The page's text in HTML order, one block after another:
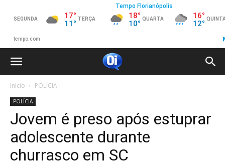
Início POLÍCIA
POLÍCIA
Jovem é preso após estuprar
adolescente durante
churrasco em SC